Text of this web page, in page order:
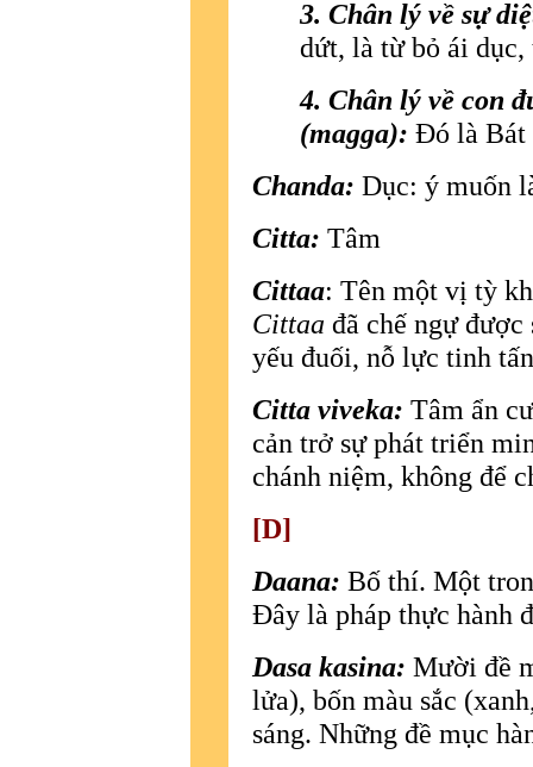
3. Chân lý về sự
dứt, là từ bỏ ái
4. Chân lý về con
(magga): Ðó là Bát
Chanda: Dục: ý muốn
Citta: Tâm
Cittaa: Tên một vị tỳ
Cittaa đã chế ngự được
yếu đuối, nỗ lực tinh
Citta viveka: Tâm ẩn
cản trở sự phát triển
chánh niệm, không để
[D]
Daana: Bố thí. Một
Ðây là pháp thực hành
Dasa kasina: Mười đề
lửa), bốn màu sắc
sáng. Những đề mục